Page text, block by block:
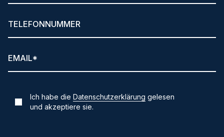
Ich habe dieDatenschutzerklärung gelesen
und akzeptiere sie.